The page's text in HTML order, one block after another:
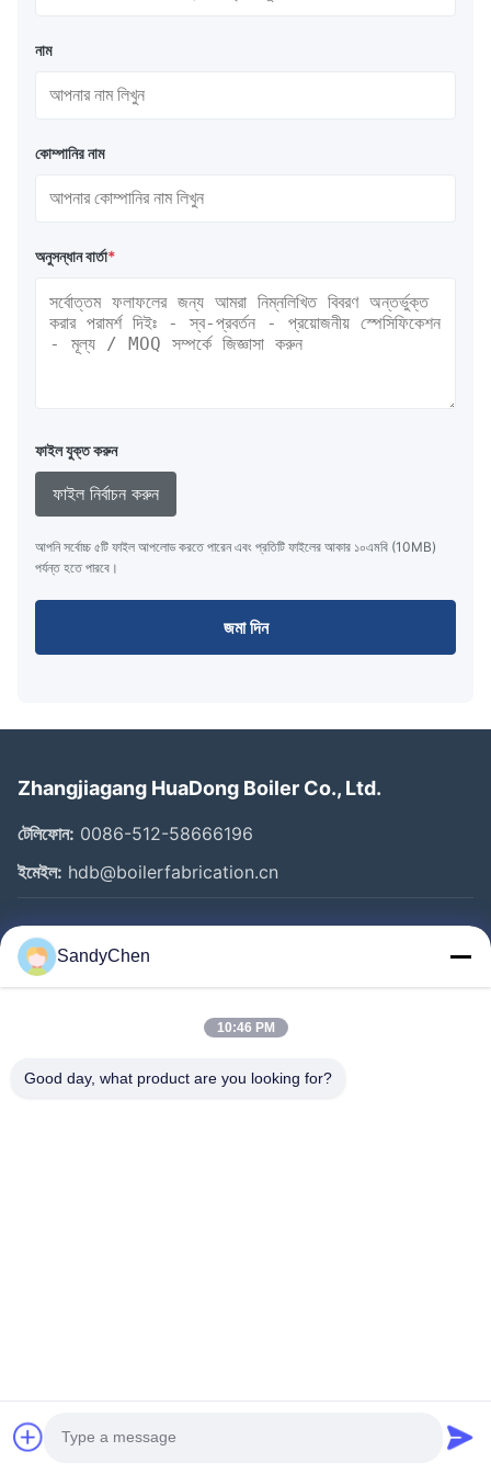
নাম
কোম্পানির নাম
অনুসন্ধান বার্তা*
ফাইল যুক্ত করুন
ফাইল নির্বাচন করুন
আপনি সর্বোচ্চ ৫টি ফাইল আপলোড করতে পারেন এবং প্রতিটি ফাইলের আকার ১০এমবি (10MB)
পর্যন্ত হতে পারবে।
জমা দিন
Zhangjiagang HuaDong Boiler Co., Ltd.
টেলিফোন: 0086-512-58666196
ইমেইল: hdb@boilerfabrication.cn
গুরুত্বপূর্ণ সংযোগ
বাড়ি
ভিডিও
©2017- Zhangjiagang HuaDong Boiler Co., Ltd.. . সব সমস্ত অধিকার সংরক্ষিত।
SandyChen
10:46 PM
Good day, what product are you looking for?